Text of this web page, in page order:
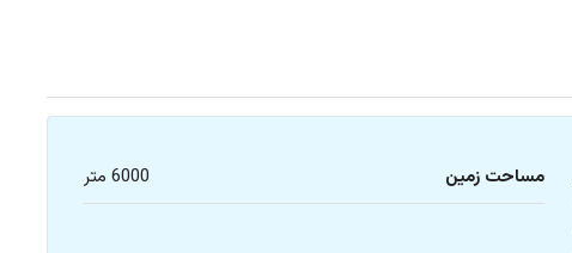
مساحت زمین
6000 متر